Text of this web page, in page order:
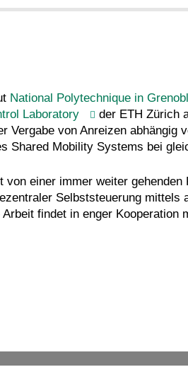
National Polytechnique in
Laboratory
der ETH Zürich
von Anreizen abhängig
Shared Mobility Systems bei
einer immer weiter
Selbststeuerung mittels
findet in enger Kooperation